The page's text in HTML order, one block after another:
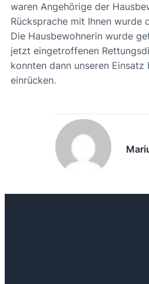
waren Angehörige der
Rücksprache mit Ihnen wurde
Die Hausbewohnerin wurde
jetzt eingetroffenen
konnten dann unseren
einrücken.